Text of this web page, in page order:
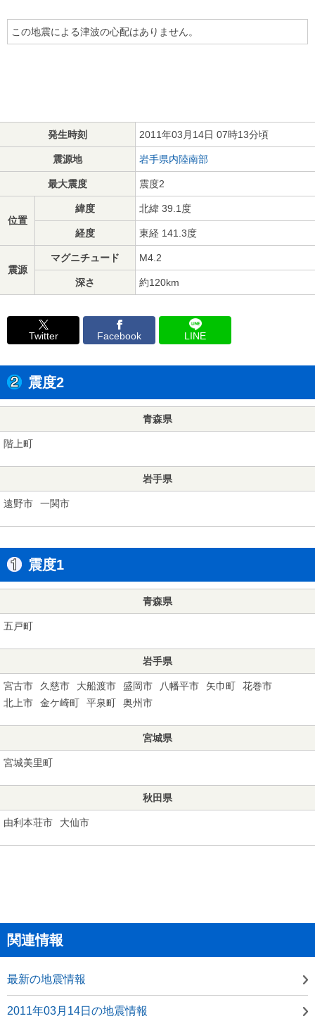
この地震による津波の心配はありません。
発生時刻 2011年03月14日 07時13分頃
震源地 岩手県内陸南部
最大震度 震度2
位置
緯度 北緯 39.1度
経度 東経 141.3度
震源
マグニチュード M4.2
深さ 約120km
Twitter Facebook LINE
震度2
青森県
階上町
岩手県
遠野市 一関市
震度1
青森県
五戸町
岩手県
宮古市 久慈市 大船渡市 盛岡市 八幡平市 矢巾町
花巻市
北上市
金ケ崎町 平泉町 奥州市
宮城県
宮城美里町
秋田県
由利本荘市 大仙市
関連情報
最新の地震情報
2011年03月14日の地震情報